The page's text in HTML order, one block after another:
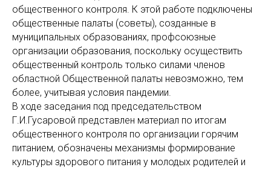
общественного контроля. К этой работе подключены
общественные палаты (советы), созданные в
муниципальных образованиях, профсоюзные
организации образования, поскольку осуществить
общественный контроль только силами членов
областной Общественной палаты невозможно, тем
более, учитывая условия пандемии.
В ходе заседания под председательством
Г.И.Гусаровой представлен материал по итогам
общественного контроля по организации горячим
питанием, обозначены механизмы формирование
культуры здорового питания у молодых родителей и